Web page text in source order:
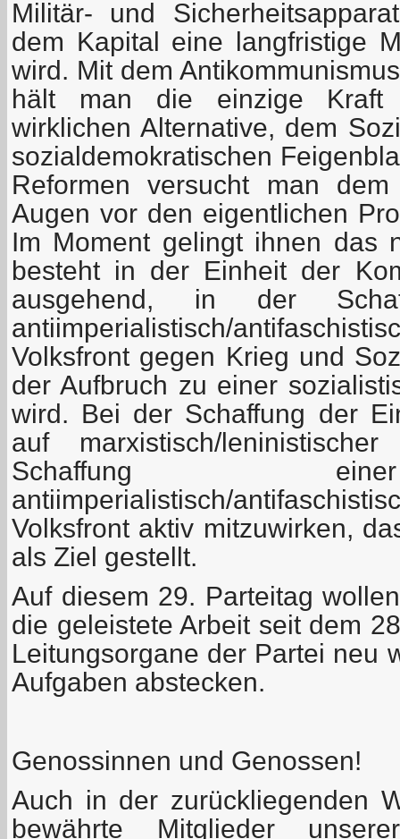
Militär- und
dem Kapital eine langfristige
wird. Mit dem
hält man die einzige Kraft
wirklichen Alternative, dem
sozialdemokratischen
Reformen versucht man
Augen vor den eigentlichen
Im Moment gelingt ihnen das
besteht in der Einheit der
ausgehend, in der
antiimperialistisch/
Volksfront gegen Krieg und
der Aufbruch zu einer
wird. Bei der Schaffung der
auf marxistisch/
Schaffung
antiimperialistisch/
Volksfront aktiv mitzuwirken,
als Ziel gestellt.
Auf diesem 29. Parteitag
die geleistete Arbeit seit dem
Leitungsorgane der Partei neu
Aufgaben abstecken.
Genossinnen und Genossen!
Auch in der zurückliegenden
bewährte Mitglieder